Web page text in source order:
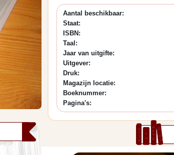
Aantal beschikbaar:
Staat:
ISBN:
Taal:
Jaar van uitgifte:
Uitgever:
Druk:
Magazijn locatie:
Boeknummer:
Pagina's: